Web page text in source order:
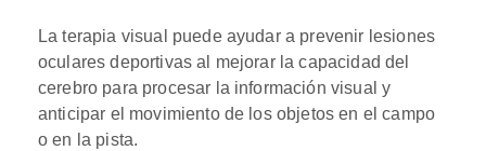
La terapia visual puede ayudar a prevenir lesiones
oculares deportivas al mejorar la capacidad del
cerebro para procesar la información visual y
anticipar el movimiento de los objetos en el campo
o en la pista.